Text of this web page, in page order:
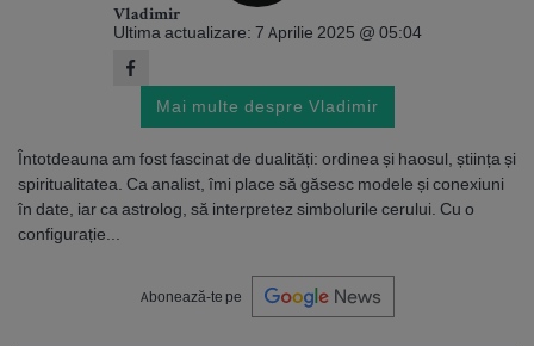
Vladimir
Ultima actualizare: 7 Aprilie 2025 @ 05:04
Mai multe despre Vladimir
Întotdeauna am fost fascinat de dualități: ordinea și haosul, știința și
spiritualitatea. Ca analist, îmi place să găsesc modele și conexiuni
în date, iar ca astrolog, să interpretez simbolurile cerului. Cu o
configurație...
Abonează-te pe